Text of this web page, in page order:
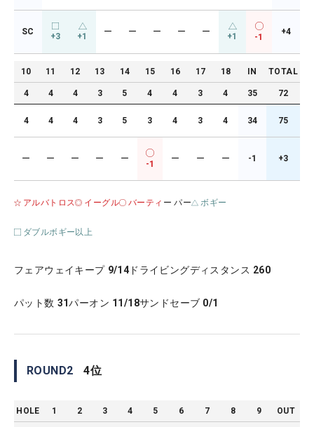
SC +3 +1 ー ー ー ー ー +1 -1
+4
10 11 12 13 14 15 16 17 18 IN TOTAL
4 4 4 3 5 4 4 3 4 35 72
4 4 4 3 5 3 4 3 4 34 75
ー ー ー ー ー
-1
ー ー ー -1 +3
アルバトロス イーグル バーティ ー パー ボギー
ダブルボギー以上
フェアウェイキープ 9/14 ドライビングディスタンス 260
パット数 31パーオン 11/18サンドセーブ 0/1
ROUND2 4位
HOLE 1 2 3 4 5 6 7 8 9 OUT